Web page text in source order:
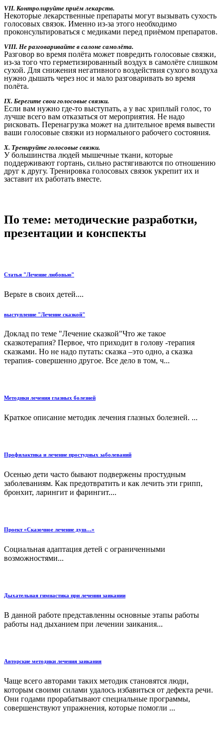
VII. Контролируйте приём лекарств.
Некоторые лекарственные препараты могут вызывать сухость
голосовых связок. Именно из-за этого необходимо
проконсультироваться с медиками перед приёмом препаратов.
VIII. Не разговаривайте в салоне самолёта.
Разговор во время полёта может повредить голосовые связки,
из-за того что герметизированный воздух в самолёте слишком
сухой. Для снижения негативного воздействия сухого воздуха
нужно дышать через нос и мало разговаривать во время
полёта.
IX. Берегите свои голосовые связки.
Если вам нужно где-то выступать, а у вас хриплый голос, то
лучше всего вам отказаться от мероприятия. Не надо
рисковать. Перенагрузка может на длительное время вывести
ваши голосовые связки из нормального рабочего состояния.
X. Тренируйте голосовые связки.
У большинства людей мышечные ткани, которые
поддерживают гортань, сильно растягиваются по отношению
друг к другу. Тренировка голосовых связок укрепит их и
заставит их работать вместе.
По теме: методические разработки,
презентации и конспекты
Статья "Лечение любовью"
Верьте в своих детей....
выступление "Лечение сказкой"
Доклад по теме "Лечение сказкой"Что же такое
сказкотерапия? Первое, что приходит в голову -терапия
сказками. Но не надо путать: сказка –это одно, а сказка
терапия- совершенно другое. Все дело в том, ч...
Методики лечения глазных болезней
Краткое описание методик лечения глазных болезней. ...
Профилактика и лечение простудных заболеваний
Осенью дети часто бывают подвержены простудным
заболеваниям. Как предотвратить и как лечить эти грипп,
бронхит, ларингит и фарингит....
Проект «Сказочное лечение душ…»
Социальная адаптация детей с ограниченными
возможностями...
Дыхательная гимнастика при лечении заикании
В данной работе представленны основные этапы работы
работы над дыханием при лечении заикания...
Авторские методики лечения заикания
Чаще всего авторами таких методик становятся люди,
которым своими силами удалось избавиться от дефекта речи.
Они годами прорабатывают специальные программы,
совершенствуют упражнения, которые помогли ...